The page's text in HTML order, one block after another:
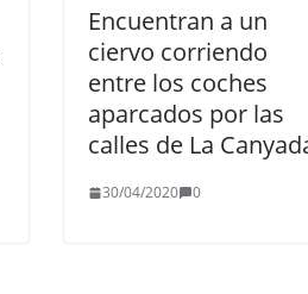
Encuentran a un
ciervo corriendo
entre los coches
aparcados por las
calles de La
30/04/2020 0